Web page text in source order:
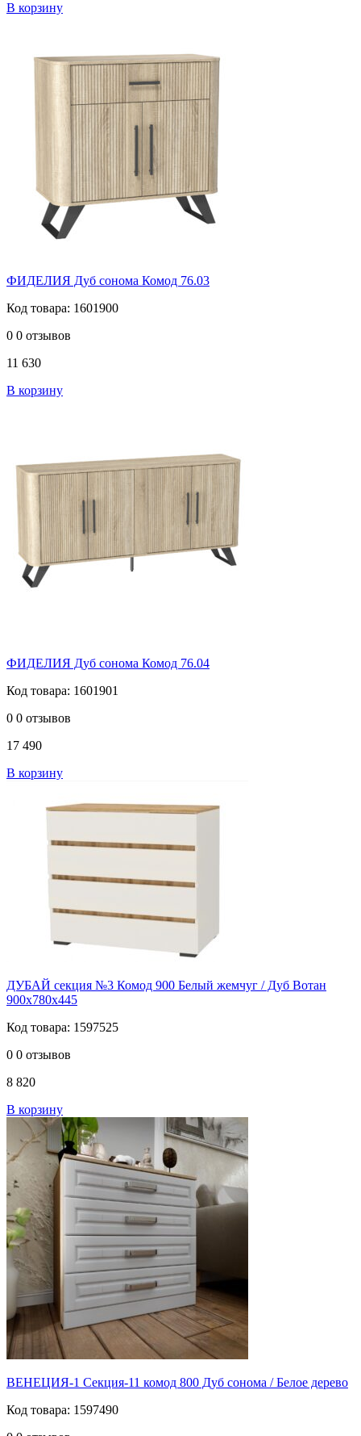
В корзину
ФИДЕЛИЯ Дуб сонома Комод 76.03
Код товара: 1601900
0 0 отзывов
11 630
В корзину
ФИДЕЛИЯ Дуб сонома Комод 76.04
Код товара: 1601901
0 0 отзывов
17 490
В корзину
ДУБАЙ секция №3 Комод 900 Белый жемчуг / Дуб Вотан
900х780х445
Код товара: 1597525
0 0 отзывов
8 820
В корзину
ВЕНЕЦИЯ-1 Секция-11 комод 800 Дуб сонома / Белое дерево
Код товара: 1597490